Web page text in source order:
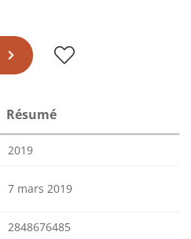
Résumé
2019
7 mars 2019
2848676485